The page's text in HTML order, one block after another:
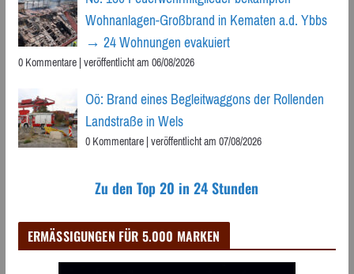
Wohnanlagen-Großbrand in Kematen a.d. Ybbs
→ 24 Wohnungen evakuiert
0 Kommentare|veröffentlicht am 06/08/2026
Oö: Brand eines Begleitwaggons der Rollenden
Landstraße in Wels
0 Kommentare|veröffentlicht am 07/08/2026
Zu den Top 20 in 24 Stunden
ERMÄSSIGUNGEN FÜR 5.000 MARKEN